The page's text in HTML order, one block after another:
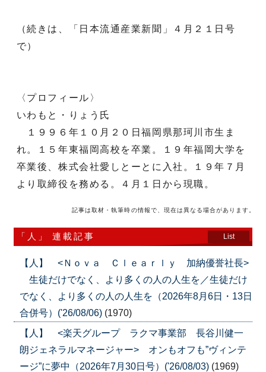
（続きは、「日本流通産業新聞」４月２１日号
で）
〈プロフィール〉
いわもと・りょう氏
１９９６年１０月２０日福岡県那珂川市生ま
れ。１５年東福岡高校を卒業。１９年福岡大学を
卒業後、株式会社愛しとーとに入社。１９年７月
より取締役を務める。４月１日から現職。
記事は取材・執筆時の情報で、現在は異なる場合があります。
「人」 連載記事 List
【人】 <Ｎｏｖａ Ｃｌｅａｒｌｙ 加納優誉社長>
生徒だけでなく、より多くの人の人生を／生徒だけ
でなく、より多くの人の人生を（2026年8月6日・13日
合併号）('26/08/06) (1970)
【人】 <楽天グループ ラクマ事業部 長谷川健一
朗ジェネラルマネージャー> オンもオフも”ヴィンテ
ージ”に夢中（2026年7月30日号）('26/08/03) (1969)